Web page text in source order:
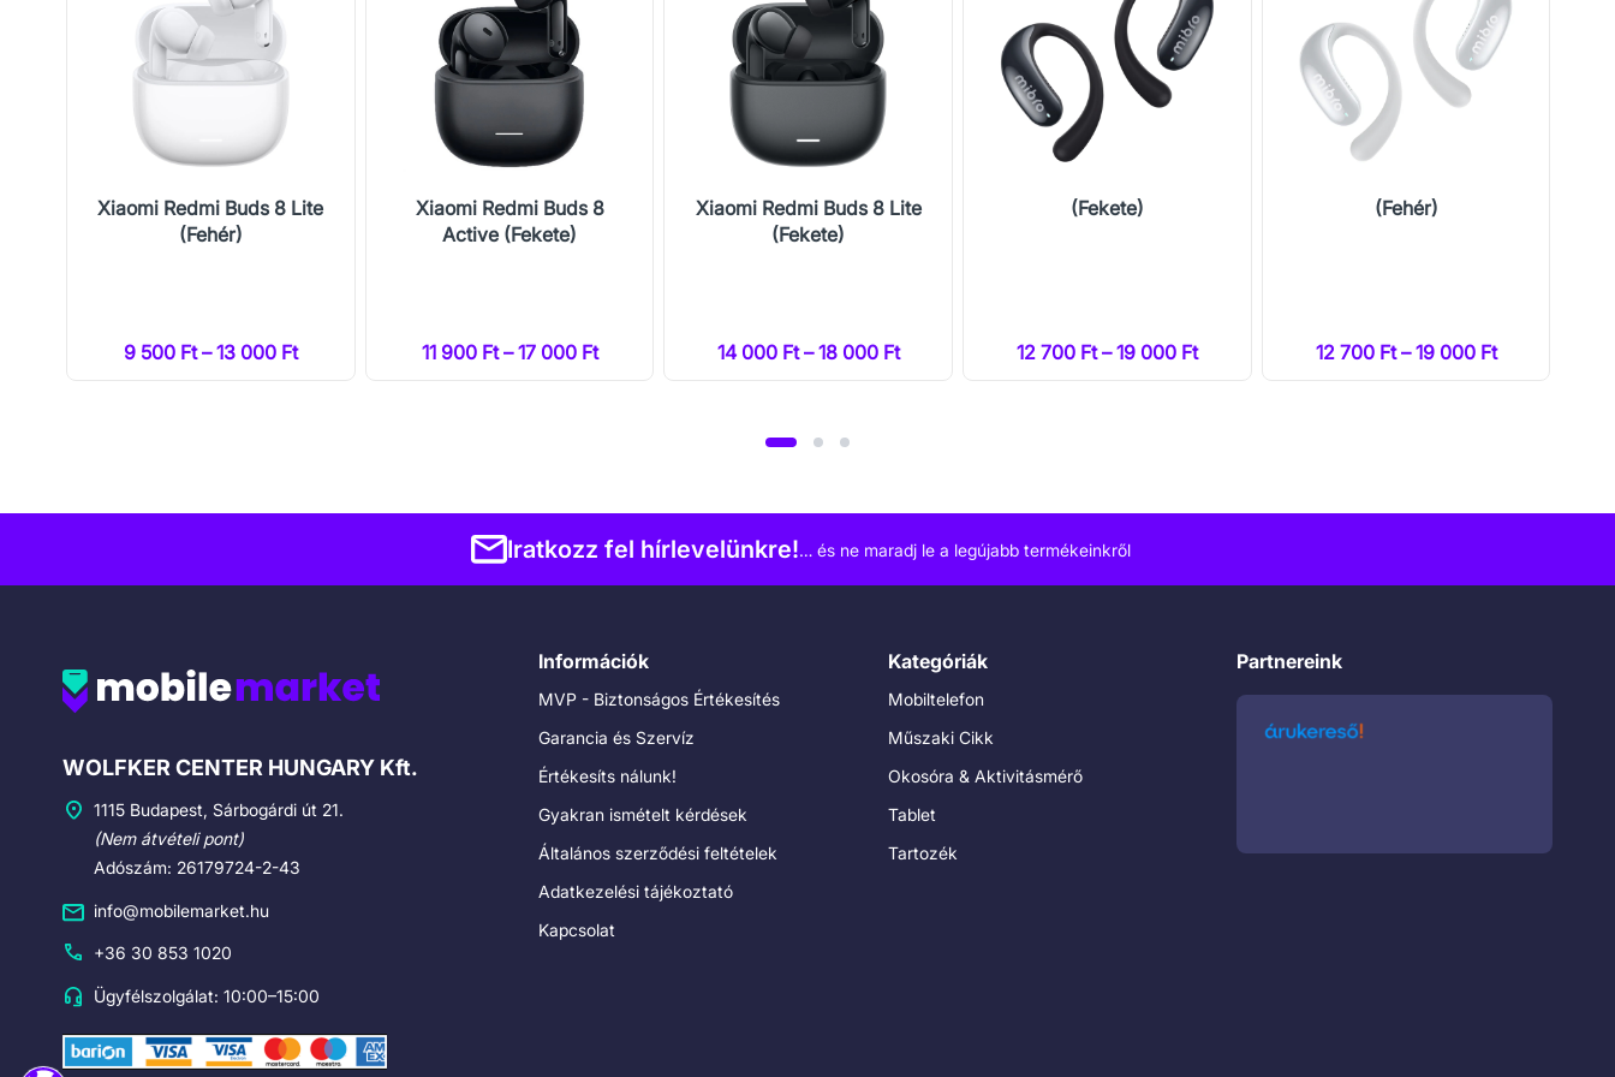
Xiaomi Redmi Buds 8 Lite
(Fehér)
9 500 Ft – 13 000 Ft
Xiaomi Redmi Buds 8
Active (Fekete)
11 900 Ft – 17 000 Ft
Xiaomi Redmi Buds 8 Lite
(Fekete)
14 000 Ft – 18 000 Ft
(Fekete)
12 700 Ft – 19 000 Ft
(Fehér)
12 700 Ft – 19 000 Ft
Iratkozz fel hírlevelünkre!… és ne maradj le a legújabb termékeinkről
Cégadatok
WOLFKER CENTER HUNGARY Kft.
1115 Budapest, Sárbogárdi út 21.
(Nem átvételi pont)
Adószám: 26179724-2-43
info@mobilemarket.hu
+36 30 853 1020
Ügyfélszolgálat: 10:00–15:00
Információk
MVP - Biztonságos Értékesítés
Garancia és Szervíz
Értékesíts nálunk!
Gyakran ismételt kérdések
Általános szerződési feltételek
Adatkezelési tájékoztató
Kapcsolat
Kategóriák
Mobiltelefon
Műszaki Cikk
Okosóra & Aktivitásmérő
Tablet
Tartozék
Partnereink